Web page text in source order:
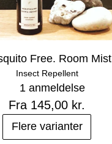
Free. Room Mist
Insect Repellent
1 anmeldelse
Fra 145,00 kr.
Flere varianter